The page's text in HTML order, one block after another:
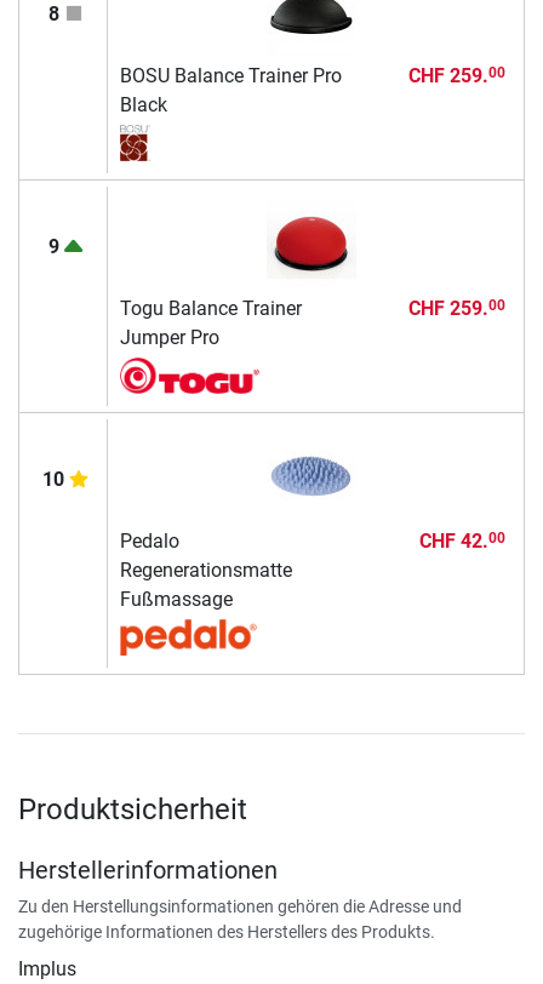
8
BOSU Balance Trainer Pro
Black
CHF 259.00
9
Togu Balance Trainer
Jumper Pro
CHF 259.00
10
Pedalo
Regenerationsmatte
Fußmassage
CHF 42.00
Produktsicherheit
Herstellerinformationen
Zu den Herstellungsinformationen gehören die Adresse und
zugehörige Informationen des Herstellers des Produkts.
Implus